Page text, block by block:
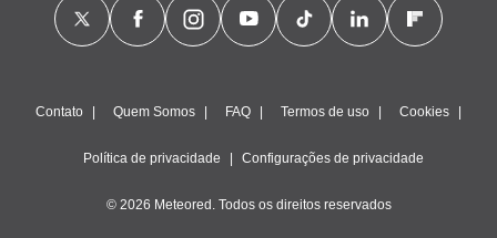
Contato Quem Somos FAQ Termos de uso Cookies
Política de privacidade Configurações de privacidade
© 2026 Meteored. Todos os direitos reservados